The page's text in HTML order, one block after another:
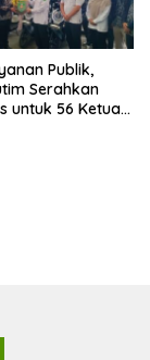
Publik,
Serahkan
untuk 56 Ketua